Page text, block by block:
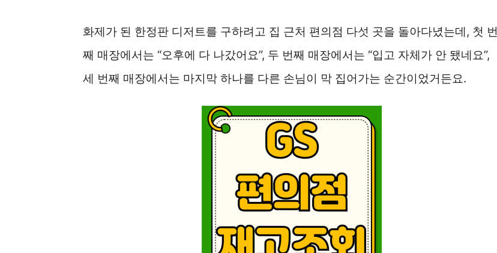
화제가 된 한정판 디저트를 구하려고 집 근처 편의점 다섯 곳을 돌아다녔는데, 첫 번
째 매장에서는 “오후에 다 나갔어요”, 두 번째 매장에서는 “입고 자체가 안 됐네요”,
세 번째 매장에서는 마지막 하나를 다른 손님이 막 집어가는 순간이었거든요.